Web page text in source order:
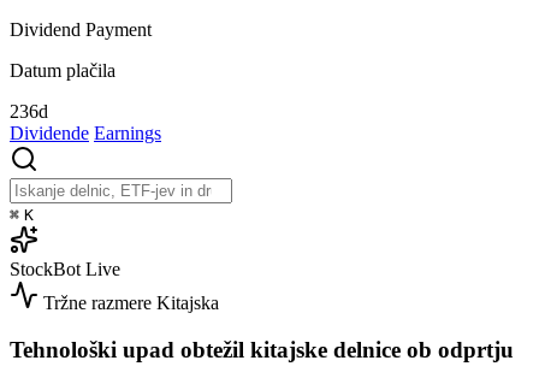
Dividend Payment
Datum plačila
236d
Dividende Earnings
⌘ K
StockBot Live
Tržne razmere Kitajska
Tehnološki upad obtežil kitajske delnice ob odprtju